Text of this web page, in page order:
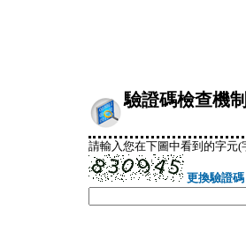
驗證碼檢查機制
請輸入您在下圖中看到的字元(
更換驗證碼